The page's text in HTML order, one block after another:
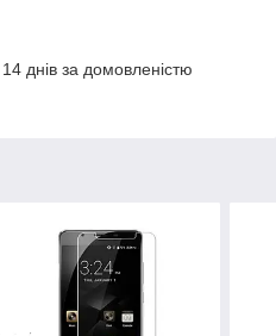
днів за домовленістю